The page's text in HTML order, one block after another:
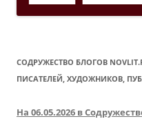
СОДРУЖЕСТВО БЛОГОВ
ПИСАТЕЛЕЙ, ХУДОЖНИКОВ,
На 06.05.2026 в